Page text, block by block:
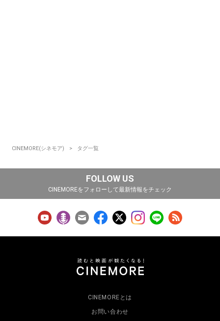
CINEMORE(シネモア) タグ一覧
FOLLOW US
CINEMOREをフォローして最新情報をチェック
CINEMOREとは
お問い合わせ